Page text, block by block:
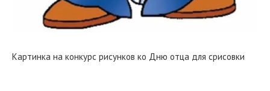
Картинка на конкурс рисунков ко Дню отца для срисовки